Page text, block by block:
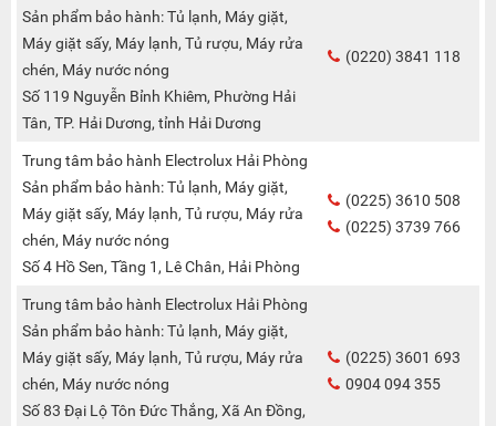
Sản phẩm bảo hành: Tủ lạnh, Máy giặt,
Máy giặt sấy, Máy lạnh, Tủ rượu, Máy rửa
chén, Máy nước nóng
Số 119 Nguyễn Bỉnh Khiêm, Phường Hải
Tân, TP. Hải Dương, tỉnh Hải Dương
(0220) 3841 118
Trung tâm bảo hành Electrolux Hải Phòng
Sản phẩm bảo hành: Tủ lạnh, Máy giặt,
Máy giặt sấy, Máy lạnh, Tủ rượu, Máy rửa
chén, Máy nước nóng
Số 4 Hồ Sen, Tầng 1, Lê Chân, Hải Phòng
(0225) 3610 508
(0225) 3739 766
Trung tâm bảo hành Electrolux Hải Phòng
Sản phẩm bảo hành: Tủ lạnh, Máy giặt,
Máy giặt sấy, Máy lạnh, Tủ rượu, Máy rửa
chén, Máy nước nóng
Số 83 Đại Lộ Tôn Đức Thắng, Xã An Đồng,
(0225) 3601 693
0904 094 355